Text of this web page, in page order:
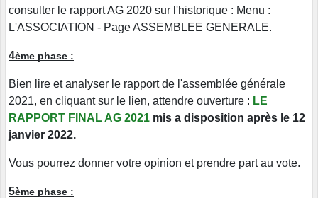
consulter le rapport AG 2020 sur l'historique : Menu :
L'ASSOCIATION - Page ASSEMBLEE GENERALE.
4ème phase :
Bien lire et analyser le rapport de l'assemblée générale
2021, en cliquant sur le lien, attendre ouverture : LE
RAPPORT FINAL AG 2021 mis a disposition après le 12
janvier 2022.
Vous pourrez donner votre opinion et prendre part au vote.
5ème phase :